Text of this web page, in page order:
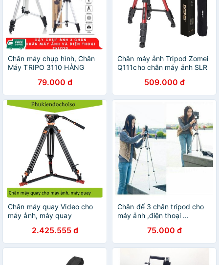
Chân máy chụp hình, Chân
Máy TRIPO 3110 HÀNG
79.000 đ
Chân máy ảnh Tripod Zomei
Q111cho chân máy ảnh SLR
509.000 đ
Chân máy quay Video cho
máy ảnh, máy quay
2.425.555 đ
Chân đế 3 chân tripod cho
máy ảnh ,điện thoại ...
75.000 đ